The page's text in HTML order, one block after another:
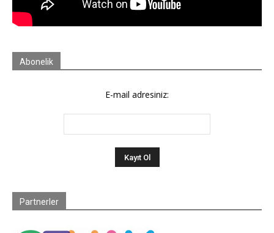
Abonelik
E-mail adresiniz:
Partnerler